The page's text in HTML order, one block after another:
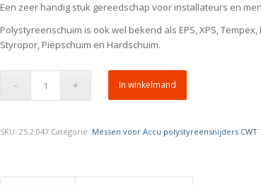
Een zeer handig stuk gereedschap voor installateurs en
Polystyreenschuim is ook wel bekend als EPS, XPS,
Styropor, Piepschuim en Hardschuim.
In winkelmand
SKU:25.2.047 Categorie: Messen voor Accu polystyreensnijders CWT